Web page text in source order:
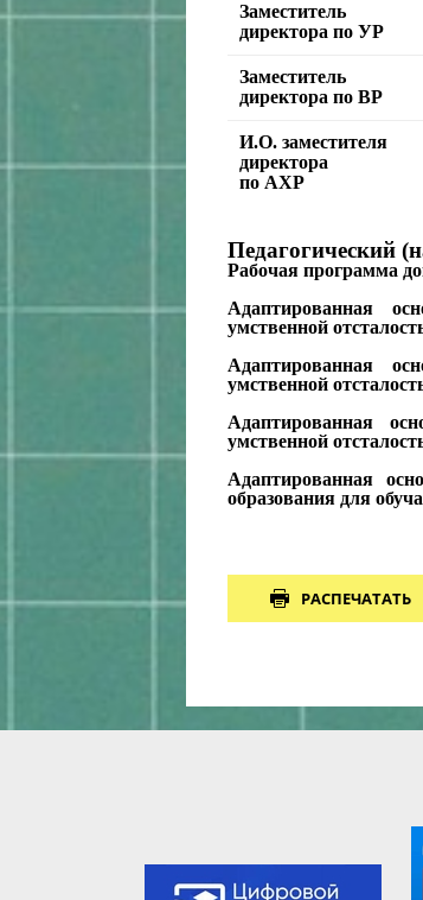
Заместитель
директора по УР
Заместитель
директора по ВР
И.О. заместителя
директора
по АХР
Педагогический
Рабочая программа
Адаптированная
умственной
Адаптированная
умственной
Адаптированная
умственной
Адаптированная
образования для
РАСПЕЧАТАТЬ